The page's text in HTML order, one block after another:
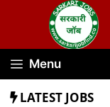
Menu
LATEST JOBS